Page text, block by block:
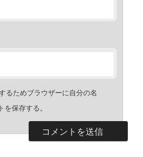
るためブラウザーに自分の名
保存する。